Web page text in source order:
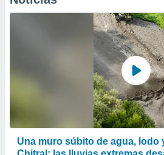
Una muro súbito de agua, lodo